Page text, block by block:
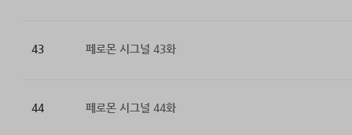
43 페로몬 시그널 43화
44 페로몬 시그널 44화